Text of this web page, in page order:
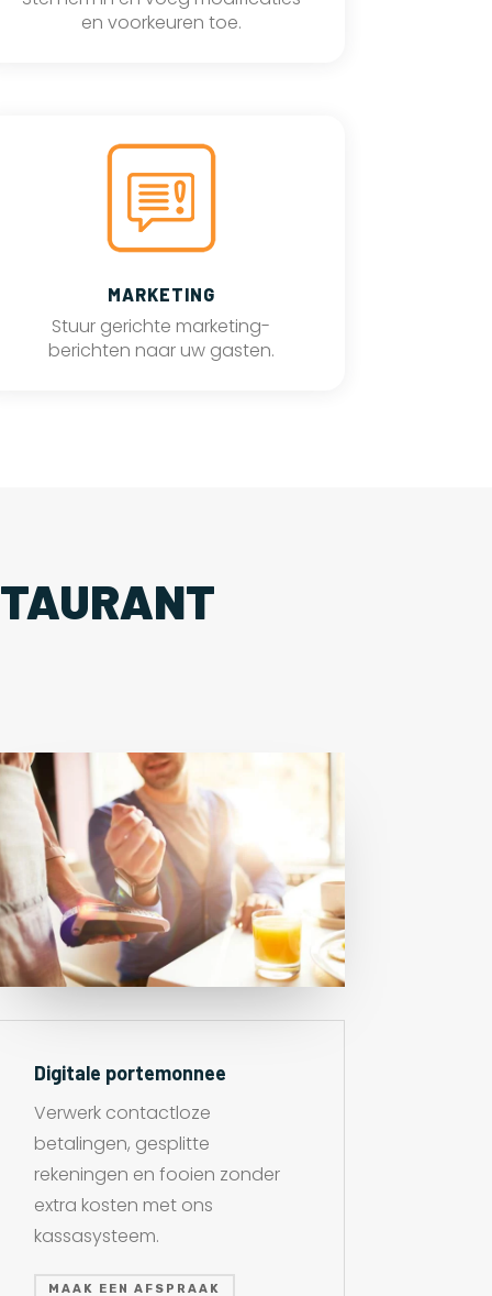
en voorkeuren toe.
MARKETING
Stuur gerichte marketing-
berichten naar uw gasten.
Digitale portemonnee
Verwerk contactloze
betalingen, gesplitte
rekeningen en fooien zonder
extra kosten met ons
kassasysteem.
MAAK EEN AFSPRAAK